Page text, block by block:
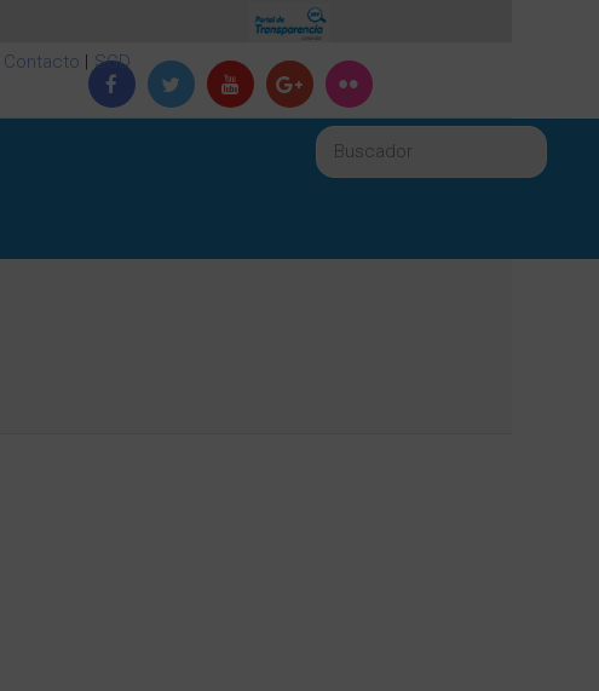
Contacto | SGD